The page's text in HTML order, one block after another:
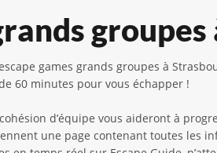
games grands groupes à
60 minutes pour vous échapper !
d’équipe vous aideront à
une page contenant toutes les